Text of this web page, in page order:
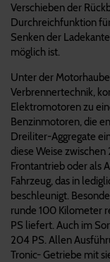
Verschieben der
Durchreichfunktion
Senken der
möglich ist.
Unter der
Verbrennertechnik,
Elektromotoren zu
Benzinmotoren, die
Dreiliter-Aggregate
diese Weise
Frontantrieb oder als
Fahrzeug, das in
beschleunigt.
runde 100 Kilometer
PS liefert. Auch im
204 PS. Allen
Tronic- Getriebe mit